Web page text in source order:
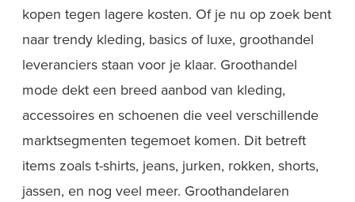
kopen tegen lagere kosten. Of je nu op zoek bent
naar trendy kleding, basics of luxe, groothandel
leveranciers staan voor je klaar. Groothandel
mode dekt een breed aanbod van kleding,
accessoires en schoenen die veel verschillende
marktsegmenten tegemoet komen. Dit betreft
items zoals t-shirts, jeans, jurken, rokken, shorts,
jassen, en nog veel meer. Groothandelaren